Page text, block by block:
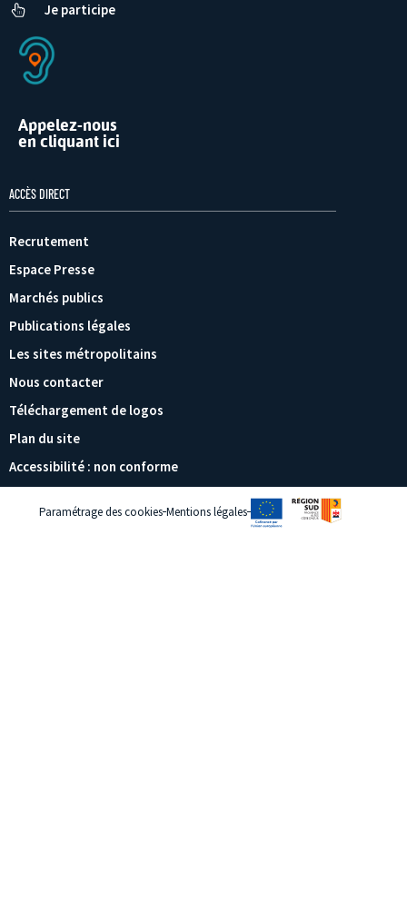
Je participe
Appelez-nous
en cliquant ici
ACCÈS DIRECT
Recrutement
Espace Presse
Marchés publics
Publications légales
Les sites métropolitains
Nous contacter
Téléchargement de logos
Plan du site
Accessibilité : non conforme
Paramétrage des cookies Mentions légales